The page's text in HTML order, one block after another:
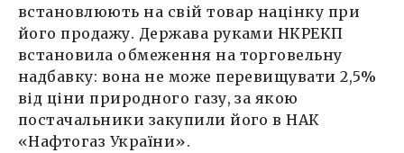
встановлюють на свій товар націнку при
його продажу. Держава руками НКРЕКП
встановила обмеження на торговельну
надбавку: вона не може перевищувати 2,5%
від ціни природного газу, за якою
постачальники закупили його в НАК
«Нафтогаз України».